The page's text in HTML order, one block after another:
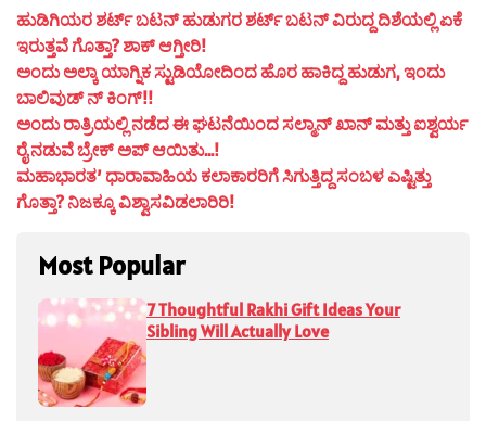
ಹುಡಿಗಿಯರ ಶರ್ಟ್ ಬಟನ್ ಹುಡುಗರ ಶರ್ಟ್ ಬಟನ್ ವಿರುದ್ದ ದಿಶೆಯಲ್ಲಿ ಏಕೆ
ಇರುತ್ತವೆ ಗೊತ್ತಾ? ಶಾಕ್ ಆಗ್ತೀರಿ!
ಅಂದು ಅಲ್ಕಾ ಯಾಗ್ನಿಕ ಸ್ಟುಡಿಯೋದಿಂದ ಹೊರ ಹಾಕಿದ್ದ ಹುಡುಗ, ಇಂದು
ಬಾಲಿವುಡ್ ನ್ ಕಿಂಗ್!!
ಅಂದು ರಾತ್ರಿಯಲ್ಲಿ ನಡೆದ ಈ ಘಟನೆಯಿಂದ ಸಲ್ಮಾನ್ ಖಾನ್ ಮತ್ತು ಐಶ್ವರ್ಯ
ರೈ ನಡುವೆ ಬ್ರೇಕ್ ಅಪ್ ಆಯಿತು…!
ಮಹಾಭಾರತ’ ಧಾರಾವಾಹಿಯ ಕಲಾಕಾರರಿಗೆ ಸಿಗುತ್ತಿದ್ದ ಸಂಬಳ ಎಷ್ಟಿತ್ತು
ಗೊತ್ತಾ? ನಿಜಕ್ಕೂ ವಿಶ್ವಾಸವಿಡಲಾರಿರಿ!
Most Popular
7 Thoughtful Rakhi Gift Ideas Your
Sibling Will Actually Love